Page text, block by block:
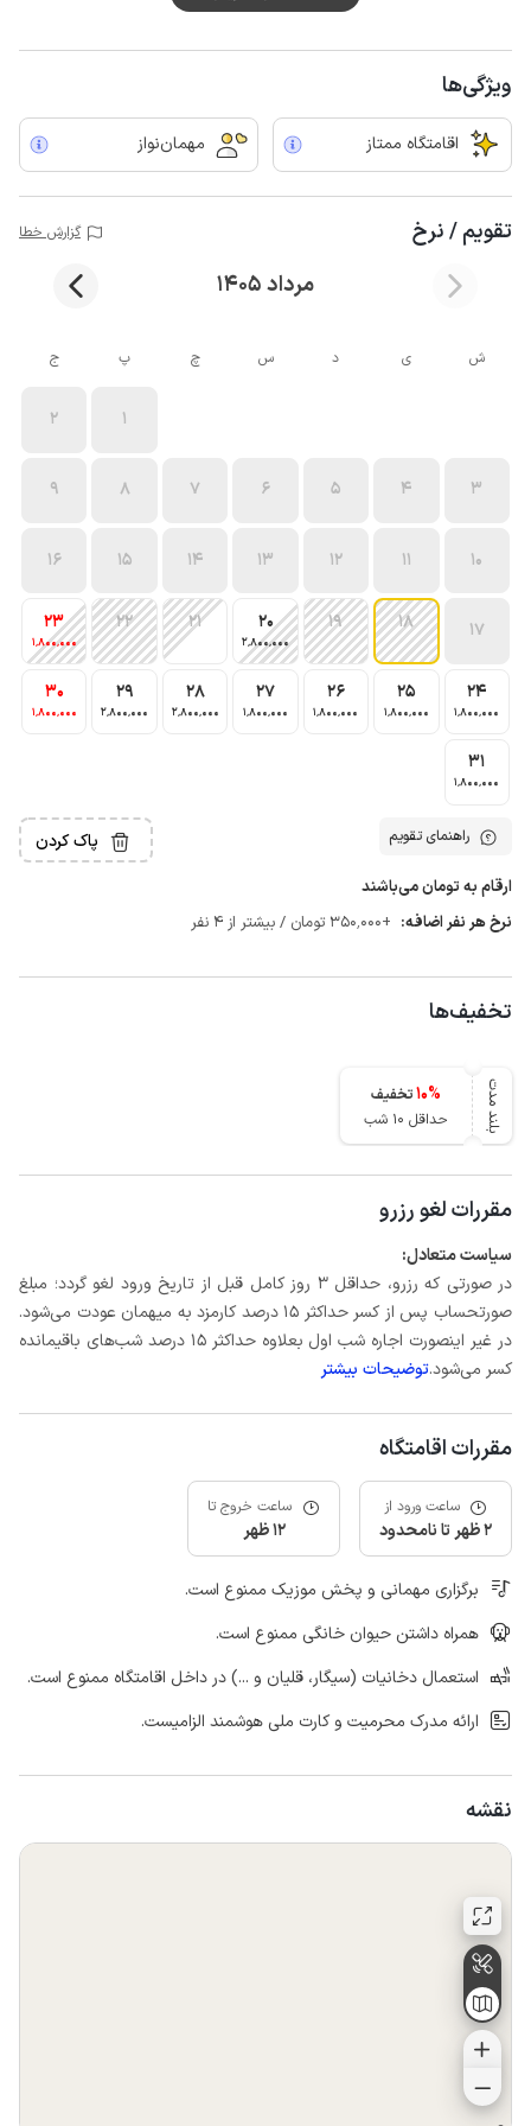
ویژگی‌ها
اقامتگاه ممتاز مهمان‌نواز
تقویم / نرخ گزارش خطا
مرداد 1405
ش ی د س چ پ ج
1
2
3
4
5
6
7
8
9
10
11
12
13
14
15
16
17
18
19
20
2٬800٬000
21
22
23
1٬800٬000
24
1٬800٬000
25
1٬800٬000
26
1٬800٬000
27
1٬800٬000
28
2٬800٬000
29
2٬800٬000
30
1٬800٬000
31
1٬800٬000
راهنمای تقویم پاک کردن
ارقام به تومان می‌باشند
نرخ هر نفر اضافه: +350٬000 تومان / بیشتر از 4 نفر
تخفیف‌ها
بلند مدت 10%
تخفیف
حداقل 10 شب
مقررات لغو رزرو
سیاست متعادل:
در صورتی که رزرو، حداقل 3 روز کامل قبل از تاریخ ورود لغو گردد؛ مبلغ
صورتحساب پس از کسر حداکثر 15 درصد کارمزد به میهمان عودت می‌شود.
در غیر اینصورت اجاره شب اول بعلاوه حداکثر 15 درصد شب‌های باقیمانده
کسر می‌شود.توضیحات بیشتر
مقررات اقامتگاه
ساعت ورود از
2 ظهر تا نامحدود
ساعت خروج تا
12 ظهر
برگزاری مهمانی و پخش موزیک ممنوع است.
همراه داشتن حیوان خانگی ممنوع است.
استعمال دخانیات (سیگار، قلیان و ...) در داخل اقامتگاه ممنوع است.
ارائه مدرک محرمیت و کارت ملی هوشمند الزامیست.
نقشه